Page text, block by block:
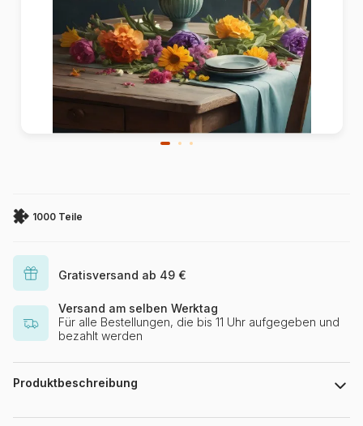
1000 Teile
Gratisversand ab 49 €
Versand am selben Werktag
Für alle Bestellungen, die bis 11 Uhr aufgegeben und
bezahlt werden
Produktbeschreibung
123RF